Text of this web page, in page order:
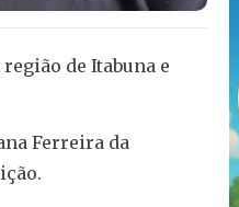
de Itabuna e
Ferreira da